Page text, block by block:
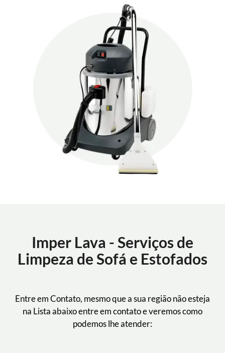
Imper Lava - Serviços de
Limpeza de Sofá e Estofados
Entre em Contato, mesmo que a sua região não esteja
na Lista abaixo entre em contato e veremos como
podemos lhe atender: